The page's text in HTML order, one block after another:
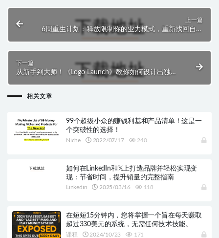
上一篇
6周重生计划：释放限制你的业力模式，重新找回自我
下一篇
从新手到大师！《Logo Launch》教你如何设计出独一
相关文章
99个超级小众的赚钱利基和产品清单！这是一
个突破性的选择！
Niche 2022/07/17 240
如何在LinkedIn和𝕏上打造品牌并轻松实现变
现：节省时间，提升销量的完整指南
Linkedin 2025/03/16 118
在短短15分钟内，您将掌握一个旨在每天赚取
超过330美元的系统，无需任何技术技能。
课程 2024/10/23 171